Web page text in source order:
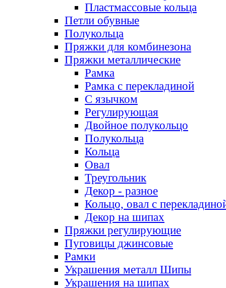
Пластмассовые кольца
Петли обувные
Полукольца
Пряжки для комбинезона
Пряжки металлические
Рамка
Рамка с перекладиной
С язычком
Регулирующая
Двойное полукольцо
Полукольца
Кольца
Овал
Треугольник
Декор - разное
Кольцо, овал с
Декор на шипах
Пряжки регулирующие
Пуговицы джинсовые
Рамки
Украшения металл Шипы
Украшения на шипах